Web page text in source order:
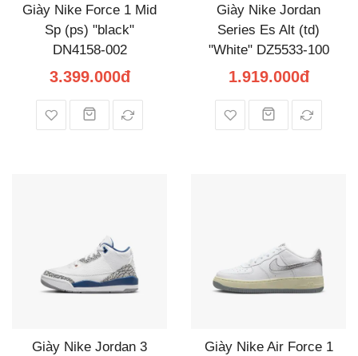
Giày Nike Force 1 Mid
Sp (ps) "black"
DN4158-002
3.399.000đ
Giày Nike Jordan
Series Es Alt (td)
"White" DZ5533-100
1.919.000đ
Giày Nike Jordan 3
Giày Nike Air Force 1